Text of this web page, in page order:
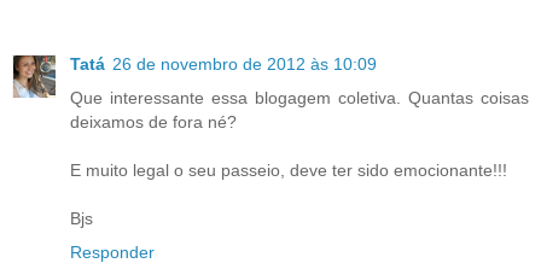
Tatá 26 de novembro de 2012 às 10:09
Que interessante essa blogagem coletiva. Quantas coisas
deixamos de fora né?
E muito legal o seu passeio, deve ter sido emocionante!!!
Bjs
Responder